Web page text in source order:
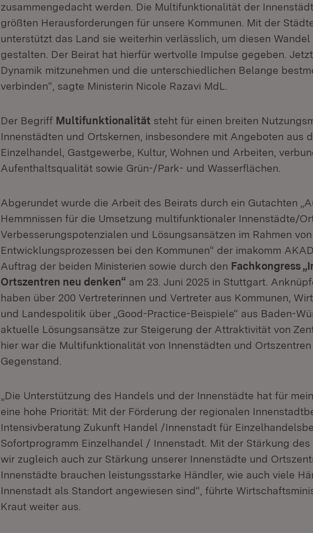
zusammengedacht werden. Die Multifunktionalität der
größten Herausforderungen für unsere Kommunen. Mit der
unterstützt das Land sie weiterhin verlässlich, um diesen
gestalten. Der Beirat hat hierfür wertvolle Impulse gegeben.
Dynamik mitzunehmen und die unterschiedlichen Belange
verbinden“, sagte Ministerin Nicole Razavi MdL.
Der Begriff Multifunktionalität steht für einen breiten
Innenstädten und Ortskernen, insbesondere mit Angeboten aus
Einzelhandel, Gastgewerbe, Kultur, Wohnen und Arbeiten,
Aufenthaltsqualität sowie Grün-/Park- und Wasserflächen.
Abgerundet wurde die Arbeit des Beirats durch ein Gutachten
Hemmnissen für die Umsetzung multifunktionaler Innenstädte/
Verbesserungspotenzialen und Lösungsansätzen im Rahmen von
Entwicklungsprozessen bei den Kommunen“ der imakomm
Auftrag der beiden Ministerien sowie durch den Fachkongress
Ortszentren neu denken“ am 23. Juni 2025 in Stuttgart.
haben über 200 Vertreterinnen und Vertreter aus Kommunen,
und Landespolitik über „Good-Practice-Beispiele“ aus Baden-
aktuelle Lösungsansätze zur Steigerung der Attraktivität von
hier war die Multifunktionalität von Innenstädten und
Gegenstand.
„Die Unterstützung des Handels und der Innenstädte hat für
eine hohe Priorität: Mit der Förderung der regionalen
Intensivberatung Zukunft Handel /Innenstadt für
Sofortprogramm Einzelhandel / Innenstadt. Mit der Stärkung
wir zugleich auch zur Stärkung unserer Innenstädte und
Innenstädte brauchen leistungsstarke Händler, wie auch viele
Innenstadt als Standort angewiesen sind“, führte
Kraut weiter aus.